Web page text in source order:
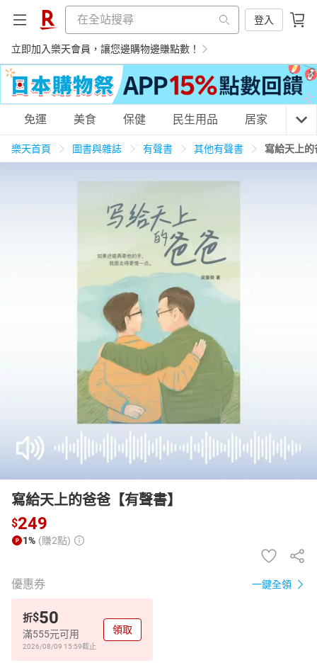
登入
立即加入樂天會員，讓您邊購物邊賺點數！
購物網分類
運動休閒
男裝 化妝保養
電子/紙本書
免運 美食 保健 民生用品 居家 3C
樂天首頁 圖書與雜誌 有聲書 其他有聲書 寫給天上的
寫給天上的爸爸【有聲書】
$249
1% (賺2點)
優惠券 一鍵全領
折$50
滿555元可用
2026/08/09 15:59截止
領取